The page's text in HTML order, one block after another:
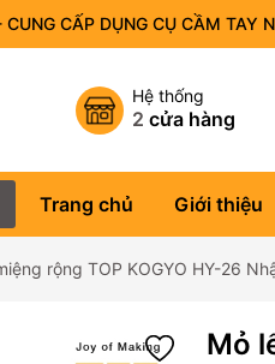
CẤP DỤNG CỤ CẦM TAY
Hệ thống
2 cửa hàng
Trang chủ Giới thiệu
rộng TOP KOGYO HY-26
Mỏ